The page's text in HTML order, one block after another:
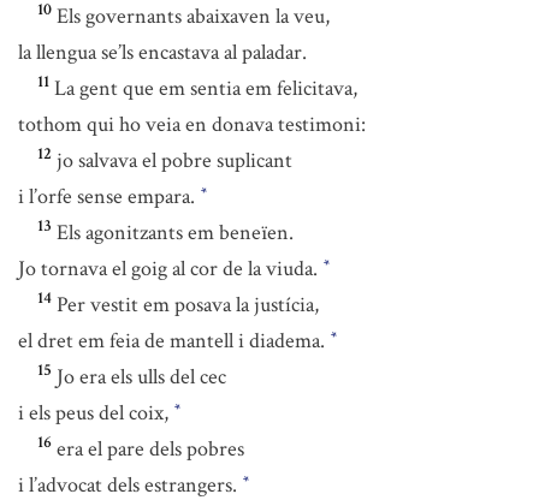
10 Els governants abaixaven la veu,
la llengua se’ls encastava al paladar.
11 La gent que em sentia em felicitava,
tothom qui ho veia en donava testimoni:
12 jo salvava el pobre suplicant
i l’orfe sense empara. *
13 Els agonitzants em beneïen.
Jo tornava el goig al cor de la viuda. *
14 Per vestit em posava la justícia,
el dret em feia de mantell i diadema. *
15 Jo era els ulls del cec
i els peus del coix, *
16 era el pare dels pobres
i l’advocat dels estrangers. *